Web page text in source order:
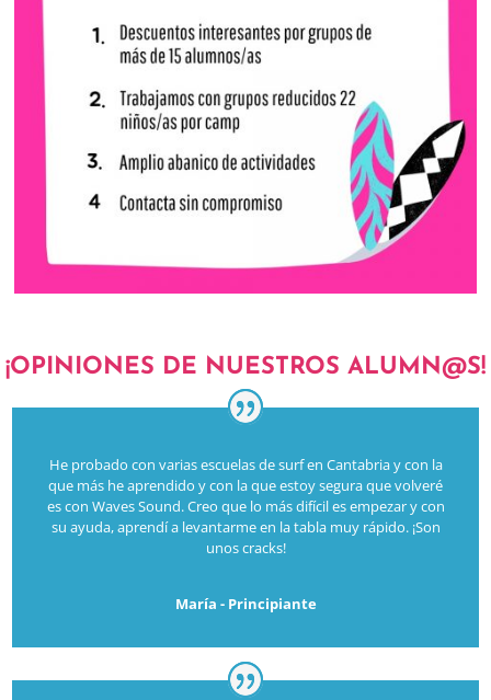
¡OPINIONES DE NUESTROS ALUMN@S!
He probado con varias escuelas de surf en Cantabria y con la
que más he aprendido y con la que estoy segura que volveré
es con Waves Sound. Creo que lo más difícil es empezar y con
su ayuda, aprendí a levantarme en la tabla muy rápido. ¡Son
unos cracks!
María - Principiante